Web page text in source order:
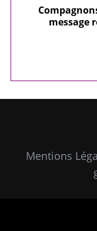
10
Mentions